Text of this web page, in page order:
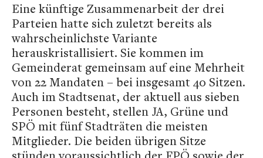
Eine künftige Zusammenarbeit der drei
Parteien hatte sich zuletzt bereits als
wahrscheinlichste Variante
herauskristallisiert. Sie kommen im
Gemeinderat gemeinsam auf eine Mehrheit
von 22 Mandaten – bei insgesamt 40 Sitzen.
Auch im Stadtsenat, der aktuell aus sieben
Personen besteht, stellen JA, Grüne und
SPÖ mit fünf Stadträten die meisten
Mitglieder. Die beiden übrigen Sitze